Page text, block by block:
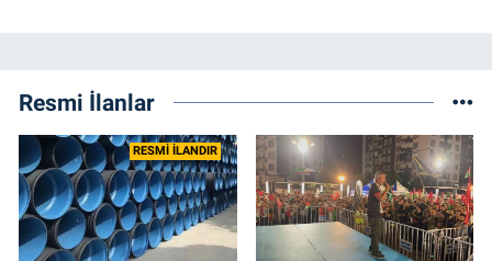
Resmi İlanlar
RESMİ İLANDIR